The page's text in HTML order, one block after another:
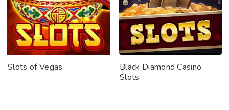
Slots of Vegas
Black Diamond Casino
Slots